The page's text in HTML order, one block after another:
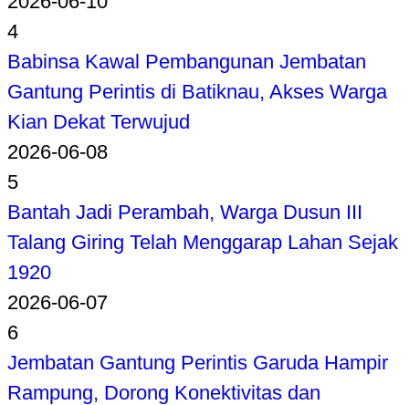
4
Babinsa Kawal Pembangunan Jembatan
Gantung Perintis di Batiknau, Akses Warga
Kian Dekat Terwujud
2026-06-08
5
Bantah Jadi Perambah, Warga Dusun III
Talang Giring Telah Menggarap Lahan Sejak
1920
2026-06-07
6
Jembatan Gantung Perintis Garuda Hampir
Rampung, Dorong Konektivitas dan